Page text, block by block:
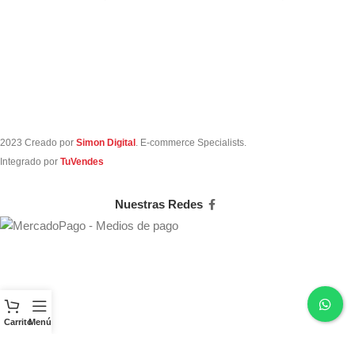
2023 Creado por Simon Digital . E-commerce Specialists.
Integrado por TuVendes
Nuestras Redes
CarritoMenú